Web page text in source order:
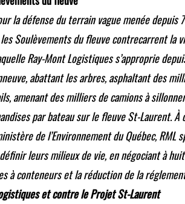
la défense du terrain vague menée depuis
Soulèvements du fleuve contrecarrent la
Ray-Mont Logistiques s’approprie
abattant les arbres, asphaltant des
amenant des milliers de camions à
par bateau sur le fleuve St-Laurent.
de l’Environnement du Québec, RML
leurs milieux de vie, en négociant à
à conteneurs et la réduction de la
et contre le Projet St-Laurent